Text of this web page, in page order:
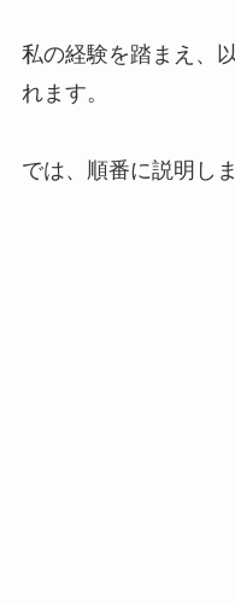
私の経験を踏まえ、
れます。
では、順番に説明し